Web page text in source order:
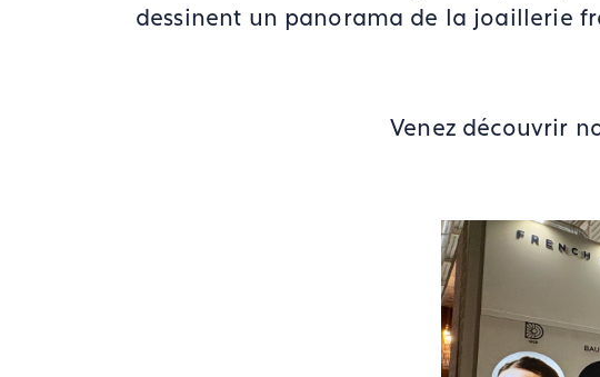
dessinent un panorama de la joaillerie
Venez découvrir